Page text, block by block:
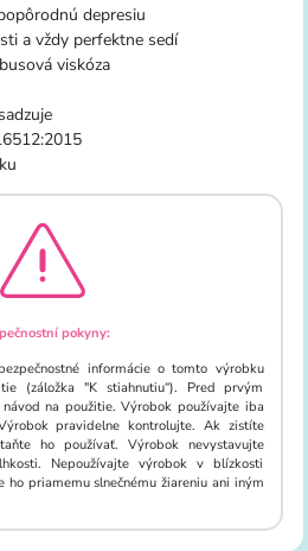
depresiu
a vždy perfektne sedí
viskóza
pokyny:
informácie o tomto výrobku
(záložka "K stiahnutiu“). Pred prvým
na použitie. Výrobok používajte iba
pravidelne kontrolujte. Ak zistíte
ho používať. Výrobok nevystavujte
Nepoužívajte výrobok v blízkosti
ho priamemu slnečnému žiareniu ani iným